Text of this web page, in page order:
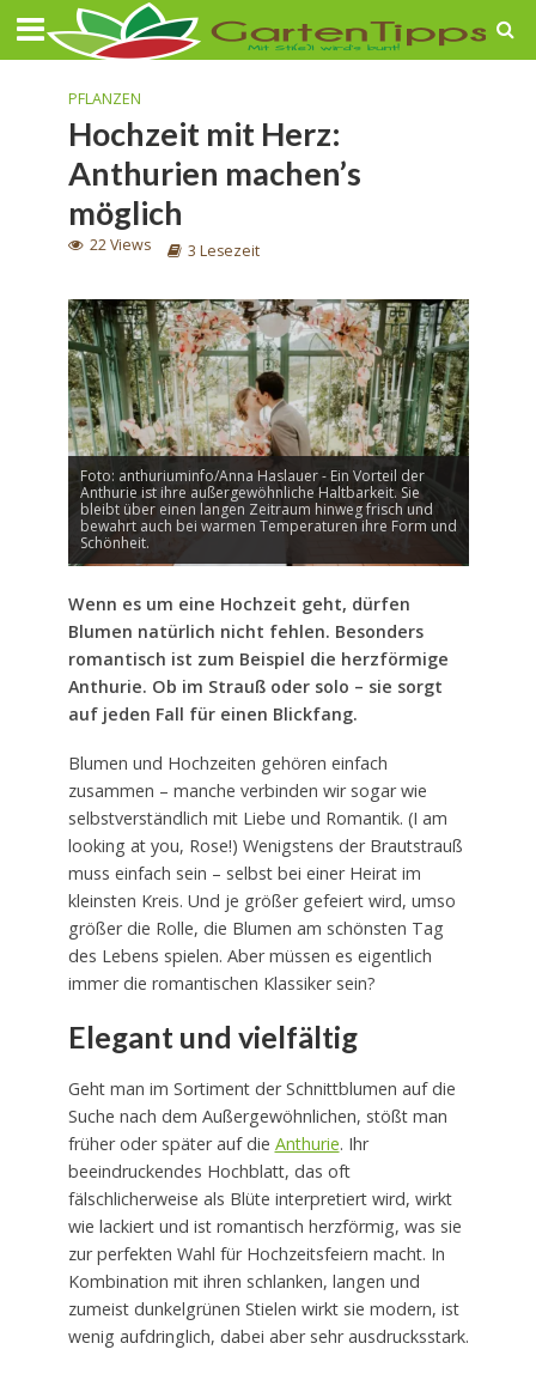
PFLANZEN
Hochzeit mit Herz:
Anthurien machen’s
möglich
22 Views 3 Lesezeit
Foto: anthuriuminfo/Anna Haslauer - Ein Vorteil der
Anthurie ist ihre außergewöhnliche Haltbarkeit. Sie
bleibt über einen langen Zeitraum hinweg frisch und
bewahrt auch bei warmen Temperaturen ihre Form und
Schönheit.
Wenn es um eine Hochzeit geht, dürfen
Blumen natürlich nicht fehlen. Besonders
romantisch ist zum Beispiel die herzförmige
Anthurie. Ob im Strauß oder solo – sie sorgt
auf jeden Fall für einen Blickfang.
Blumen und Hochzeiten gehören einfach
zusammen – manche verbinden wir sogar wie
selbstverständlich mit Liebe und Romantik. (I am
looking at you, Rose!) Wenigstens der Brautstrauß
muss einfach sein – selbst bei einer Heirat im
kleinsten Kreis. Und je größer gefeiert wird, umso
größer die Rolle, die Blumen am schönsten Tag
des Lebens spielen. Aber müssen es eigentlich
immer die romantischen Klassiker sein?
Elegant und vielfältig
Geht man im Sortiment der Schnittblumen auf die
Suche nach dem Außergewöhnlichen, stößt man
früher oder später auf die Anthurie. Ihr
beeindruckendes Hochblatt, das oft
fälschlicherweise als Blüte interpretiert wird, wirkt
wie lackiert und ist romantisch herzförmig, was sie
zur perfekten Wahl für Hochzeitsfeiern macht. In
Kombination mit ihren schlanken, langen und
zumeist dunkelgrünen Stielen wirkt sie modern, ist
wenig aufdringlich, dabei aber sehr ausdrucksstark.